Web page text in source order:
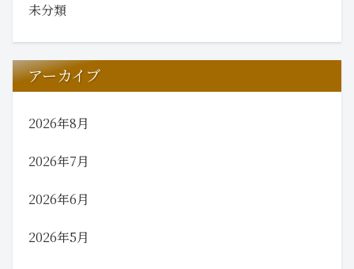
未分類
アーカイブ
2026年8月
2026年7月
2026年6月
2026年5月